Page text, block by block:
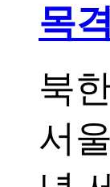
목
북
서